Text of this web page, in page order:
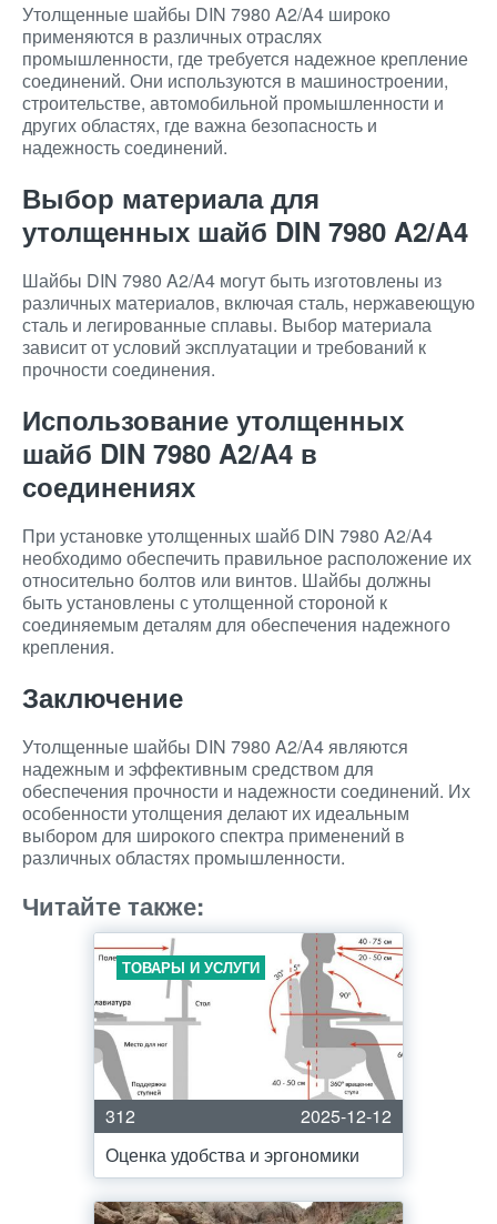
Утолщенные шайбы DIN 7980 A2/A4 широко
применяются в различных отраслях
промышленности, где требуется надежное крепление
соединений. Они используются в машиностроении,
строительстве, автомобильной промышленности и
других областях, где важна безопасность и
надежность соединений.
Выбор материала для
утолщенных шайб DIN 7980 A2/A4
Шайбы DIN 7980 A2/A4 могут быть изготовлены из
различных материалов, включая сталь, нержавеющую
сталь и легированные сплавы. Выбор материала
зависит от условий эксплуатации и требований к
прочности соединения.
Использование утолщенных
шайб DIN 7980 A2/A4 в
соединениях
При установке утолщенных шайб DIN 7980 A2/A4
необходимо обеспечить правильное расположение их
относительно болтов или винтов. Шайбы должны
быть установлены с утолщенной стороной к
соединяемым деталям для обеспечения надежного
крепления.
Заключение
Утолщенные шайбы DIN 7980 A2/A4 являются
надежным и эффективным средством для
обеспечения прочности и надежности соединений. Их
особенности утолщения делают их идеальным
выбором для широкого спектра применений в
различных областях промышленности.
Читайте также:
ТОВАРЫ И УСЛУГИ
312
2025-12-12
Оценка удобства и эргономики